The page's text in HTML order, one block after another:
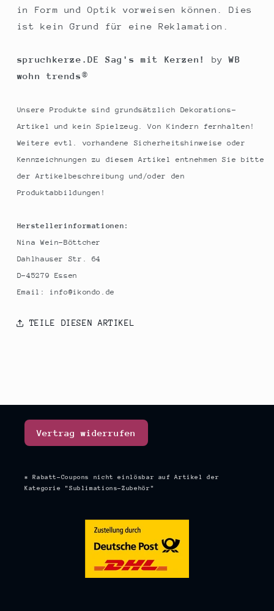
in Form und Optik vorweisen können. Dies
ist kein Grund für eine Reklamation.
spruchkerze.DE Sag's mit Kerzen! byWB
wohn trends®
Unsere Produkte sind grundsätzlich Dekorations-
Artikel und kein Spielzeug. Von Kindern fernhalten!
Weitere evtl. vorhandene Sicherheitshinweise oder
Kennzeichnungen zu diesem Artikel entnehmen Sie bitte
der Artikelbeschreibung und/oder den
Produktabbildungen!
Herstellerinformationen:
Nina Wein-Böttcher
Dahlhauser Str. 64
D-45279 Essen
Email: info@ikondo.de
TEILE DIESEN ARTIKEL
Vertrag widerrufen
* Rabatt-Coupons nicht einlösbar auf Artikel der
Kategorie "Sublimations-Zubehör"